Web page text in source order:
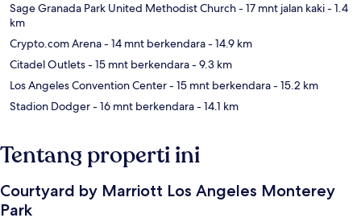
Sage Granada Park United Methodist Church- 17 mnt jalan kaki- 1.4
km
Crypto.com Arena- 14 mnt berkendara- 14.9 km
Citadel Outlets- 15 mnt berkendara- 9.3 km
Los Angeles Convention Center- 15 mnt berkendara- 15.2 km
Stadion Dodger- 16 mnt berkendara- 14.1 km
Tentang properti ini
Courtyard by Marriott Los Angeles Monterey
Park